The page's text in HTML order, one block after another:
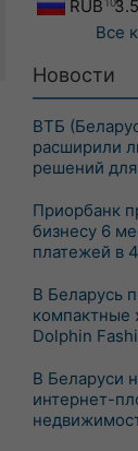
RUB
Все
Новости
ВТБ
расширили
решений
Приорбанк
бизнесу 6
платежей в
В Беларусь
компактные
Dolphin
В Беларуси
интернет-